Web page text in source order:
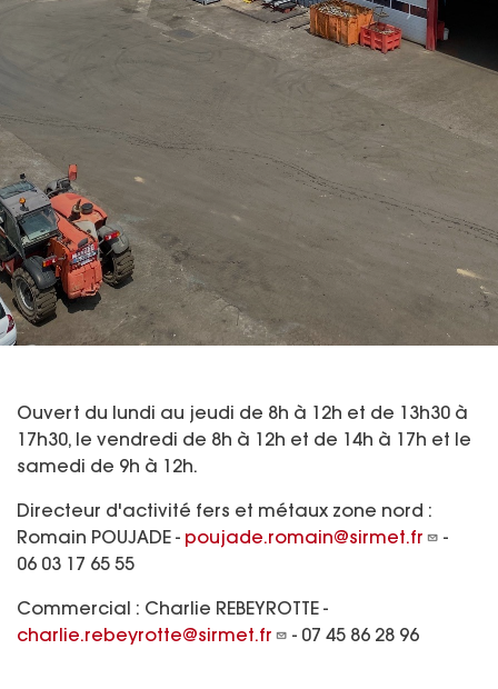
Ouvert du lundi au jeudi de 8h à 12h et de 13h30 à
17h30, le vendredi de 8h à 12h et de 14h à 17h et le
samedi de 9h à 12h.
Directeur d'activité fers et métaux zone nord :
Romain POUJADE - poujade.romain@sirmet.fr
-
06 03 17 65 55
Commercial : Charlie REBEYROTTE -
charlie.rebeyrotte@sirmet.fr
- 07 45 86 28 96